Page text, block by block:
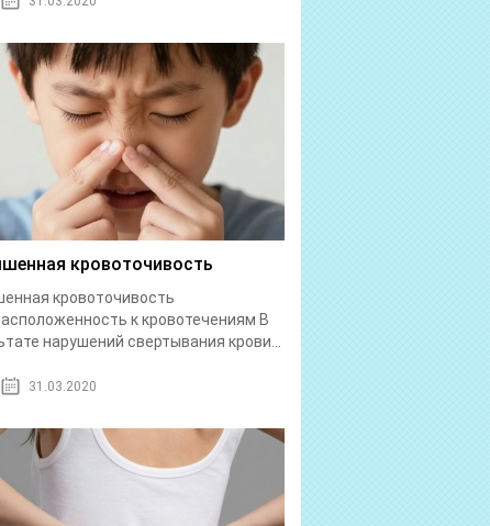
кровоточивость
кровоточивость
к кровотечениям В
нарушений свертывания крови...
31.03.2020